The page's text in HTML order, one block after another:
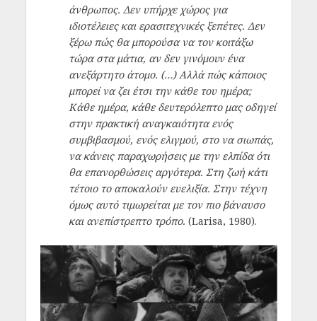
άνθρωπος. Δεν υπήρχε χώρος για
ιδιοτέλειες και ερασιτεχνικές ξεπέτες. Δεν
ξέρω πώς θα μπορούσα να τον κοιτάξω
τώρα στα μάτια, αν δεν γινόμουν ένα
ανεξάρτητο άτομο. (…) Αλλά πώς κάποιος
μπορεί να ζει έτσι την κάθε του ημέρα;
Κάθε ημέρα, κάθε δευτερόλεπτο μας οδηγεί
στην πρακτική αναγκαιότητα ενός
συμβιβασμού, ενός ελιγμού, στο να σιωπάς,
να κάνεις παραχωρήσεις με την ελπίδα ότι
θα επανορθώσεις αργότερα. Στη ζωή κάτι
τέτοιο το αποκαλούν ευελιξία. Στην τέχνη
όμως αυτό τιμωρείται με τον πιο βάναυσο
και ανεπίστρεπτο τρόπο. (Larisa, 1980).